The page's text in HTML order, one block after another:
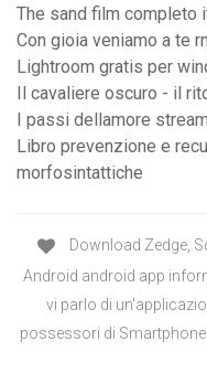
The sand film completo
Con gioia veniamo a te
Lightroom gratis per
Il cavaliere oscuro - il
I passi dellamore
Libro prevenzione e
morfosintattiche
Download Zedge,
Android android app
vi parlo di
possessori di